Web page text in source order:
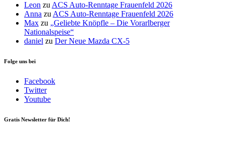
Leon zuACS Auto-Renntage Frauenfeld 2026
Anna zuACS Auto-Renntage Frauenfeld 2026
Max zu „Geliebte Knöpfle – Die Vorarlberger
Nationalspeise“
daniel zu Der Neue Mazda CX-5
Folge uns bei
Facebook
Twitter
Youtube
Gratis Newsletter für Dich!